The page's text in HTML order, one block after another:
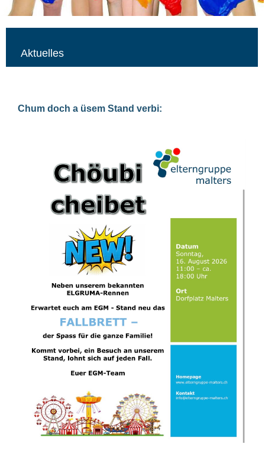
Aktuelles
Chum doch a üsem Stand verbi: